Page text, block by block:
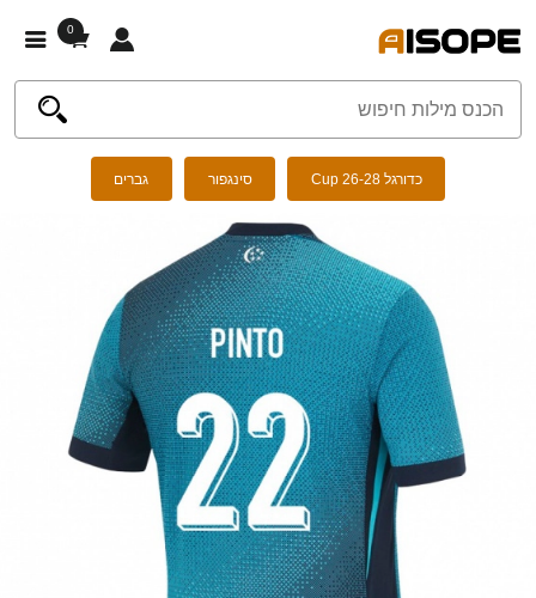
0
כדורגל Cup 26-28 סינגפור גברים